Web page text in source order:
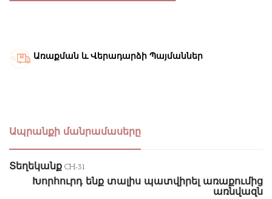
Առաքման և Վերադարձի Պայմաններ
Ապրանքի մանրամասերը
Տեղեկանք CH-31
Խորհուրդ ենք տալիս պատվիրել առաքումից
առնվազն